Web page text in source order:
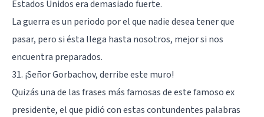
Estados Unidos era demasiado fuerte.
La guerra es un periodo por el que nadie desea tener que
pasar, pero si ésta llega hasta nosotros, mejor si nos
encuentra preparados.
31. ¡Señor Gorbachov, derribe este muro!
Quizás una de las frases más famosas de este famoso ex
presidente, el que pidió con estas contundentes palabras